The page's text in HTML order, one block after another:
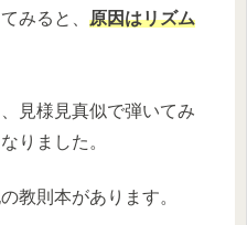
みると、 原因はリズム
見様見真似で弾いてみ
りました。
教則本があります。